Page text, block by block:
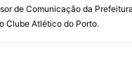
de Comunicação da
Clube Atlético do Porto.